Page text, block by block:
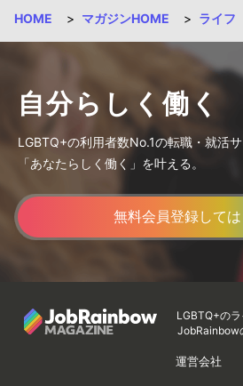
HOME マガジンHOME ライフ
自分らしく働く
LGBTQ+の利用者数No.1の転職・就活
「あなたらしく働く」を叶える。
無料会員登録して
LGBTQ+の
JobRainbow
運営会社